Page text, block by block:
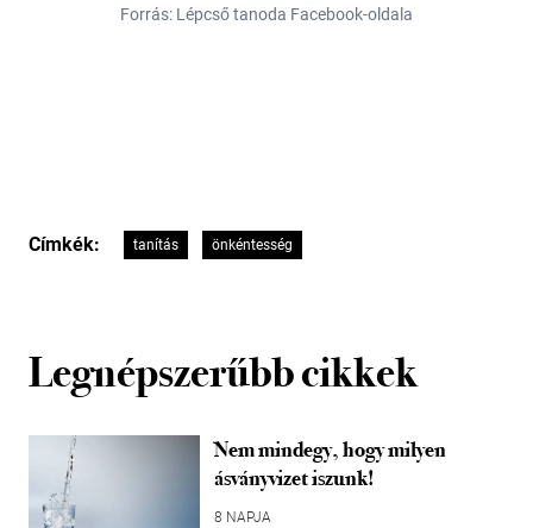
Forrás: Lépcső tanoda Facebook-oldala
Címkék: tanítás önkéntesség
Legnépszerűbb cikkek
Nem mindegy, hogy milyen
ásványvizet iszunk!
8 NAPJA